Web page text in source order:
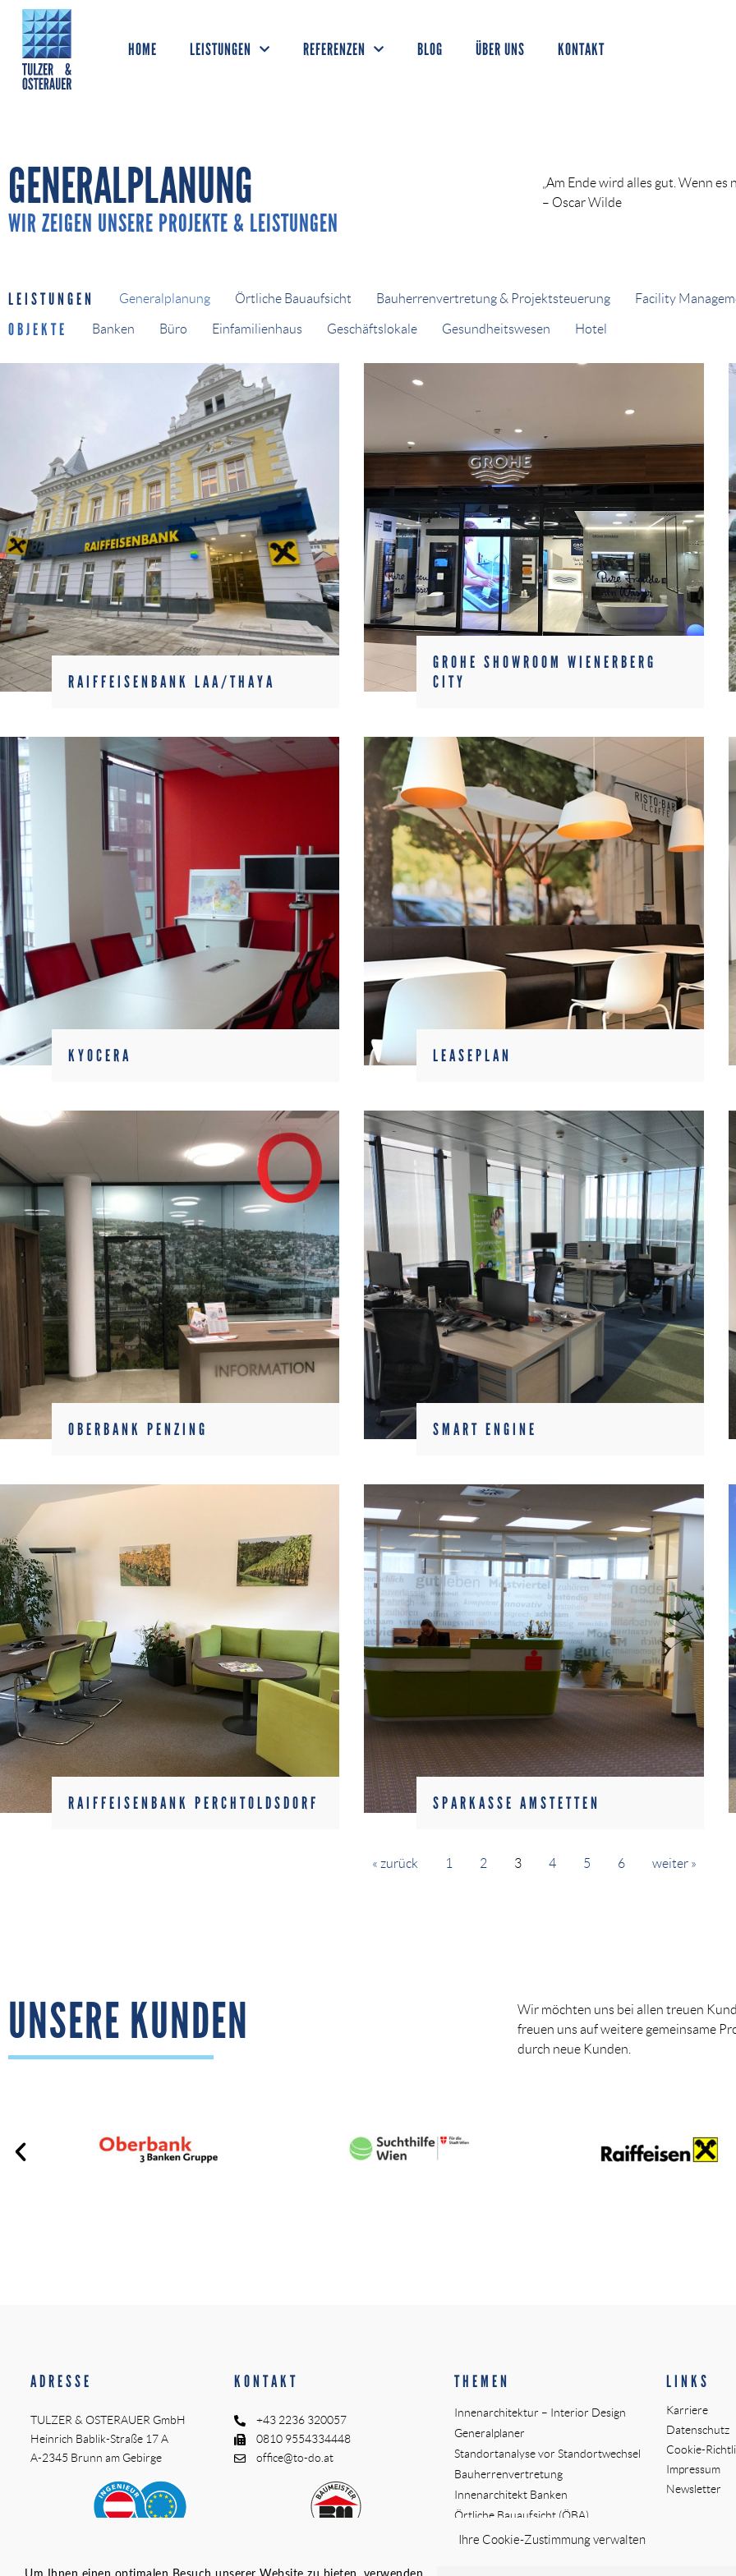
Ihre Cookie-Zustimmung verwalten
HOME LEISTUNGEN REFERENZEN BLOG ÜBER UNS KONTAKT
GENERALPLANUNG
WIR ZEIGEN UNSERE PROJEKTE & LEISTUNGEN
„Am Ende wird alles gut. Wenn
– Oscar Wilde
LEISTUNGEN Generalplanung Örtliche Bauaufsicht Bauherrenvertretung & Projektsteuerung Facility
OBJEKTE Banken Büro Einfamilienhaus Geschäftslokale Gesundheitswesen Hotel
RAIFFEISENBANK LAA/THAYA
GROHE SHOWROOM WIENERBERG
CITY
KYOCERA LEASEPLAN
OBERBANK PENZING SMART ENGINE
RAIFFEISENBANK PERCHTOLDSDORF SPARKASSE AMSTETTEN
« zurück 1 2 3 4 5 6 weiter »
UNSERE KUNDEN
Wir möchten uns bei allen treuen
freuen uns auf weitere gemeinsame
durch neue Kunden.
ADRESSE
TULZER & OSTERAUER GmbH
Heinrich Bablik-Straße 17 A
A-2345 Brunn am Gebirge
KONTAKT
+43 2236 320057
0810 9554334448
office@to-do.at
THEMEN
Innenarchitektur – Interior Design
Generalplaner
Standortanalyse vor Standortwechsel
Bauherrenvertretung
Innenarchitekt Banken
Örtliche Bauaufsicht (ÖBA)
Planungs- und Baustellenkoordinator
LINKS
Karriere
Datenschutz
Cookie-
Impressum
Newsletter